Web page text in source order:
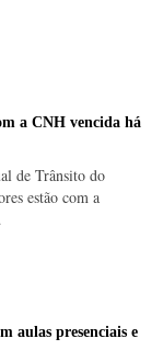
a CNH vencida há
de Trânsito do
estão com a
aulas presenciais e